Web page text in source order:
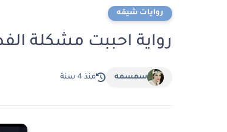
روايات شيقه
رواية احببت مشكلة الفصل
سمسمه منذ 4 سنة